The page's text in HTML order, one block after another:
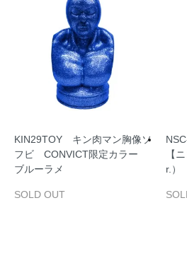
KIN29TOY キン肉マン胸像ソ
フビ CONVICT限定カラー
ブルーラメ
SOLD OUT
【
r.）